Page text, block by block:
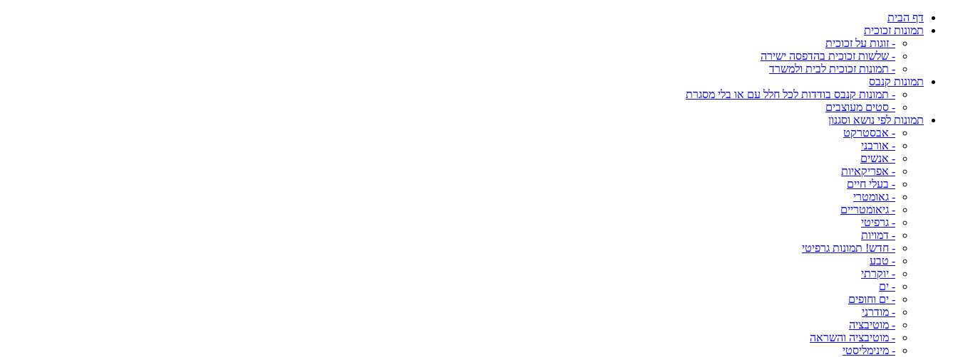
דף הבית
תמונות זכוכית
- זוגות על זכוכית
- שלשות זכוכית בהדפסה ישירה
- תמונות זכוכית לבית ולמשרד
תמונות קנבס
- תמונות קנבס בודדות לכל חלל עם או בלי מסגרת
- סטים מעוצבים
תמונות לפי נושא וסגנון
- אבסטרקט
- אורבני
- אנשים
- אפריקאיות
- בעלי חיים
- גאומטרי
- גיאומטריים
- גרפיטי
- דמויות
- חדש! תמונות גרפיטי
- טבע
- יוקרתי
- ים
- ים וחופים
- מודרני
- מוטיבציה
- מוטיבציה והשראה
- מינימליסטי